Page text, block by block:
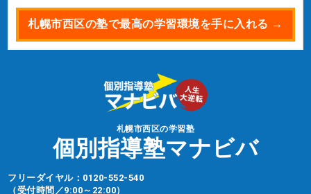
札幌市西区の塾で最高の学習環境を手に入れる →
札幌市西区の学習塾
個別指導塾マナビバ
フリーダイヤル： 0120-552-540
（受付時間／9:00～22:00）